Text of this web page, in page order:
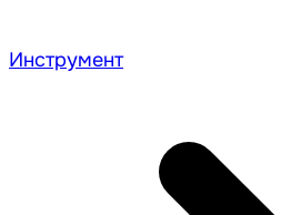
Инструмент